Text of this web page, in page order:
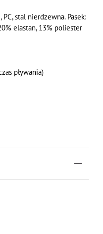
PC, stal nierdzewna. Pasek:
elastan, 13% poliester
pływania)